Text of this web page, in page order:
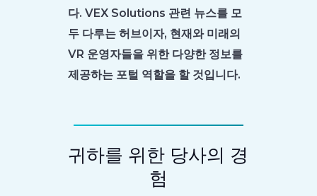
다. VEX Solutions 관련 뉴스를 모
두 다루는 허브이자, 현재와 미래의
VR 운영자들을 위한 다양한 정보를
제공하는 포털 역할을 할 것입니다.
귀하를 위한 당사의 경
험